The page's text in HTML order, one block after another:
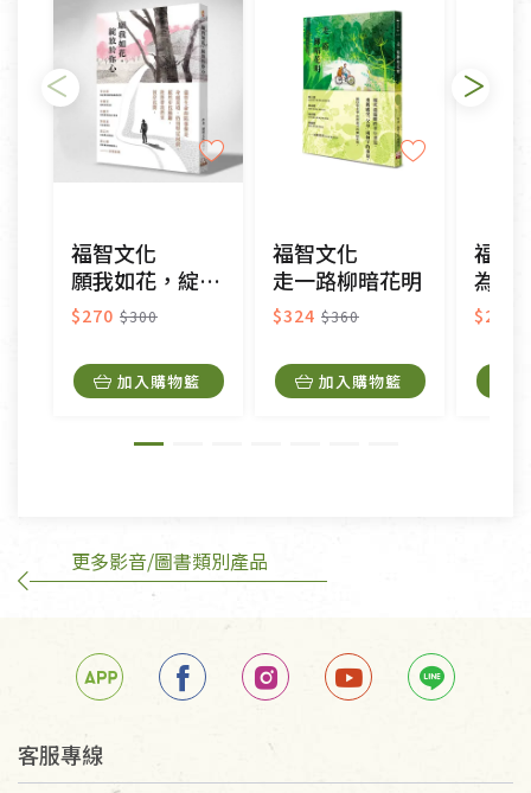
日)的服務，原則上若商品未經使用或被汙損(除商品
瑕疵)，一般皆可申請退換貨。
不適用七天鑑賞期商品：
以數位或電磁紀錄形式儲存之商品、易於變質或損壞
接受原片換新。
衣飾鞋類-如T恤，如於送達後水洗或污損者。
美容保養用品、內衣褲、襪子、口罩等私人消耗性產
內衣褲、襪子、口罩個人衛生用品除商品本身有瑕疵
外,依據《通訊交易解除權合理例外情事適用準
訂購手抄稿退貨需知：
手抄稿進行退貨時，請務必保持原包裝方式及使用原
若未保持原包裝方式或未使用原箱退回，導致書籍有
任何折損、磨損、污損或凹角，將不接受退貨，也不
不接受退貨之手抄稿，為敬重法寶故，里仁網購無法
代為結緣處理等。 若需將手抄稿寄還給消費者，因而
福智文化
願我如花，綻放於你心
$270 $300
加入購物籃
福智文化
走一路柳暗花明
$324 $360
加入購物籃
福智
為你降
$270
更多影音/圖書類別產品
客服專線